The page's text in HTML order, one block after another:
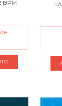
BPM